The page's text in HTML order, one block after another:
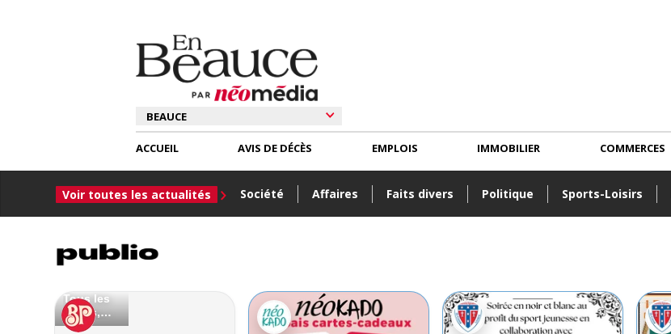
ACCUEIL
Voir toutes les actualités Société Affaires Faits divers Politique Sports-Loisirs
AVIS DE DÉCÈS EMPLOIS IMMOBILIER COMMERCES